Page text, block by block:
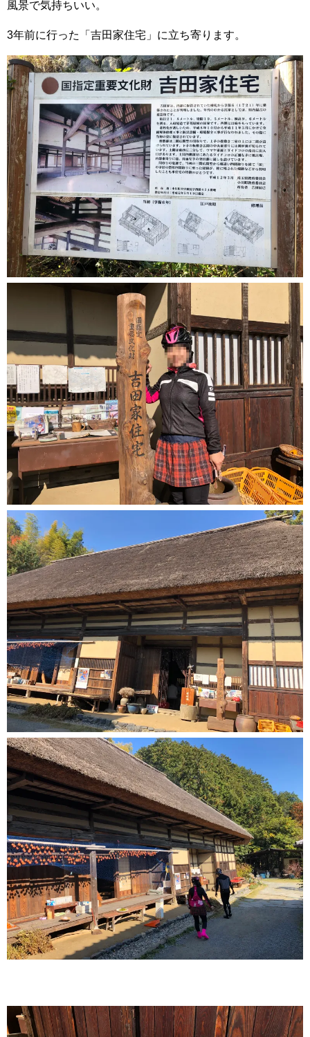
風景で気持ちいい。
3年前に行った「吉田家住宅」に立ち寄ります。